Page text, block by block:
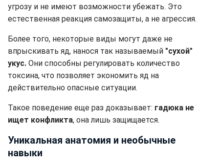
угрозу и не имеют возможности убежать. Это
естественная реакция самозащиты, а не агрессия.
Более того, некоторые виды могут даже не
впрыскивать яд, нанося так называемый "сухой"
укус. Они способны регулировать количество
токсина, что позволяет экономить яд на
действительно опасные ситуации.
Такое поведение еще раз доказывает: гадюка не
ищет конфликта, она лишь защищается.
Уникальная анатомия и необычные
навыки